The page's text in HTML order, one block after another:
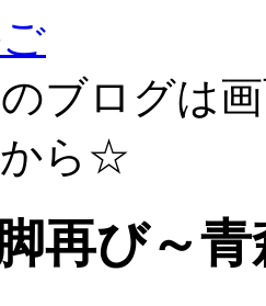
ブログは
から☆
再び～